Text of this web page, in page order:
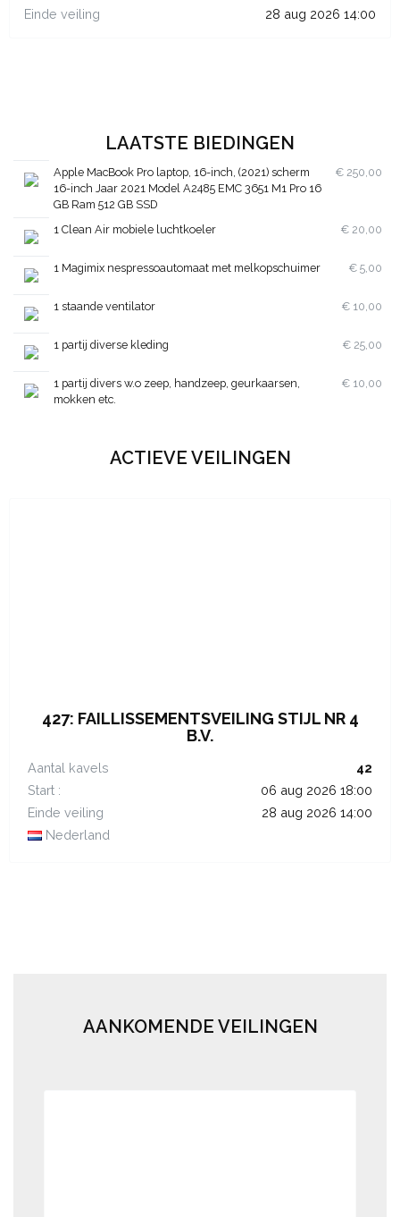
Einde veiling
28 aug 2026 14:00
LAATSTE BIEDINGEN
Apple MacBook Pro laptop, 16-inch, (2021) scherm
16-inch Jaar 2021 Model A2485 EMC 3651 M1 Pro 16
GB Ram 512 GB SSD
€ 250,00
1 Clean Air mobiele luchtkoeler € 20,00
1 Magimix nespressoautomaat met melkopschuimer € 5,00
1 staande ventilator € 10,00
1 partij diverse kleding € 25,00
1 partij divers w.o zeep, handzeep, geurkaarsen,
mokken etc.
€ 10,00
ACTIEVE VEILINGEN
427: FAILLISSEMENTSVEILING STIJL NR 4
B.V.
Aantal kavels
42
Start :
06 aug 2026 18:00
Einde veiling
28 aug 2026 14:00
Nederland
AANKOMENDE VEILINGEN